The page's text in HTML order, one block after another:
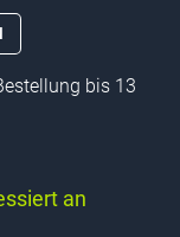
bis 13
an